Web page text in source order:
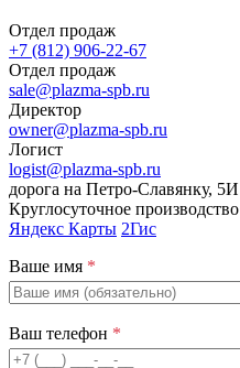
Отдел продаж
+7 (812) 906-22-67
Отдел продаж
sale@plazma-spb.ru
Директор
owner@plazma-spb.ru
Логист
logist@plazma-spb.ru
дорога на Петро-Славянку, 5И
Круглосуточное производство
Яндекс Карты 2Гис
Ваше имя *
Ваш телефон *